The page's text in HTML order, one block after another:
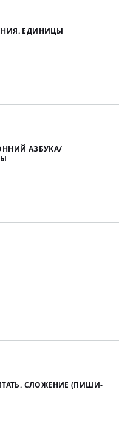
ЕДИНИЦЫ
АЗБУКА/
СЛОЖЕНИЕ (ПИШИ-